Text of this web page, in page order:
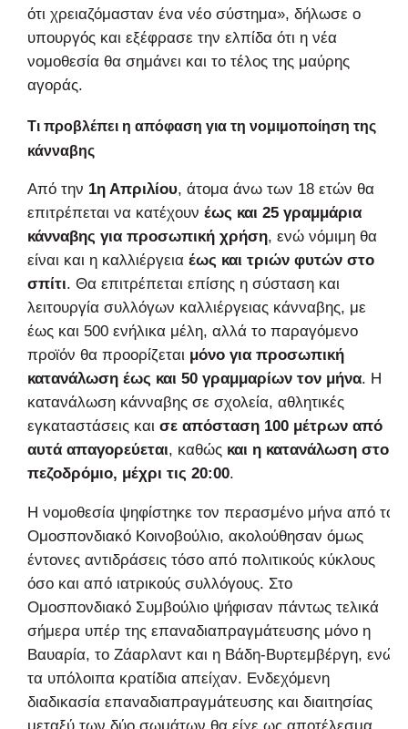
ότι χρειαζόμασταν ένα νέο σύστημα», δήλωσε ο
υπουργός και εξέφρασε την ελπίδα ότι η νέα
νομοθεσία θα σημάνει και το τέλος της μαύρης
αγοράς.
Τι προβλέπει η απόφαση για τη νομιμοποίηση της
κάνναβης
Από την 1η Απριλίου, άτομα άνω των 18 ετών θα
επιτρέπεται να κατέχουν έως και 25 γραμμάρια
κάνναβης για προσωπική χρήση, ενώ νόμιμη θα
είναι και η καλλιέργεια έως και τριών φυτών στο
σπίτι. Θα επιτρέπεται επίσης η σύσταση και
λειτουργία συλλόγων καλλιέργειας κάνναβης, με
έως και 500 ενήλικα μέλη, αλλά το παραγόμενο
προϊόν θα προορίζεται μόνο για προσωπική
κατανάλωση έως και 50 γραμμαρίων τον μήνα. Η
κατανάλωση κάνναβης σε σχολεία, αθλητικές
εγκαταστάσεις και σε απόσταση 100 μέτρων από
αυτά απαγορεύεται, καθώς και η κατανάλωση στο
πεζοδρόμιο, μέχρι τις 20:00.
Η νομοθεσία ψηφίστηκε τον περασμένο μήνα από το
Ομοσπονδιακό Κοινοβούλιο, ακολούθησαν όμως
έντονες αντιδράσεις τόσο από πολιτικούς κύκλους
όσο και από ιατρικούς συλλόγους. Στο
Ομοσπονδιακό Συμβούλιο ψήφισαν πάντως τελικά
σήμερα υπέρ της επαναδιαπραγμάτευσης μόνο η
Βαυαρία, το Ζάαρλαντ και η Βάδη-Βυρτεμβέργη, ενώ
τα υπόλοιπα κρατίδια απείχαν. Ενδεχόμενη
διαδικασία επαναδιαπραγμάτευσης και διαιτησίας
μεταξύ των δύο σωμάτων θα είχε ως αποτέλεσμα